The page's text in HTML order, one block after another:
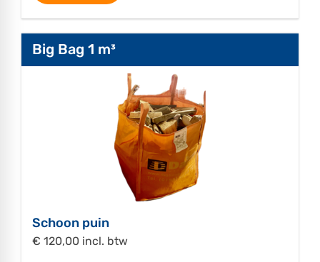
Big Bag 1 m³
Schoon puin
€ 120,00 incl. btw